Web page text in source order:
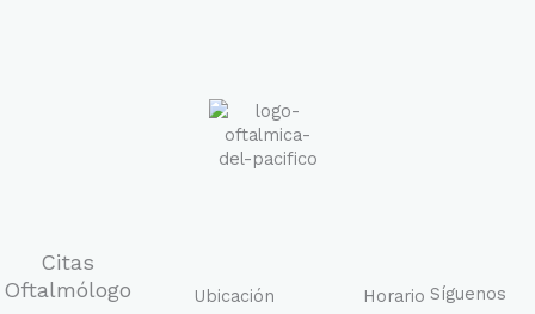
Citas
Oftalmólogo
Ubicación Horario Síguenos